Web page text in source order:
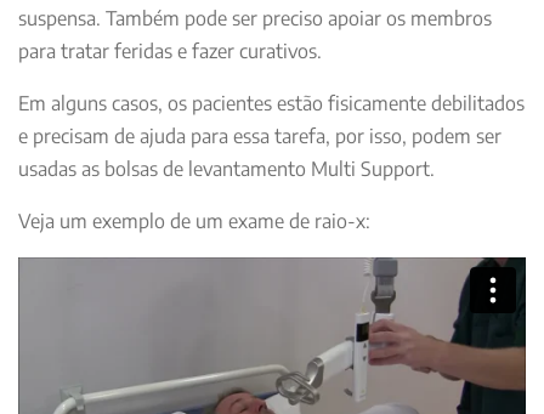
suspensa. Também pode ser preciso apoiar os membros
para tratar feridas e fazer curativos.
Em alguns casos, os pacientes estão fisicamente debilitados
e precisam de ajuda para essa tarefa, por isso, podem ser
usadas as bolsas de levantamento Multi Support.
Veja um exemplo de um exame de raio-x: